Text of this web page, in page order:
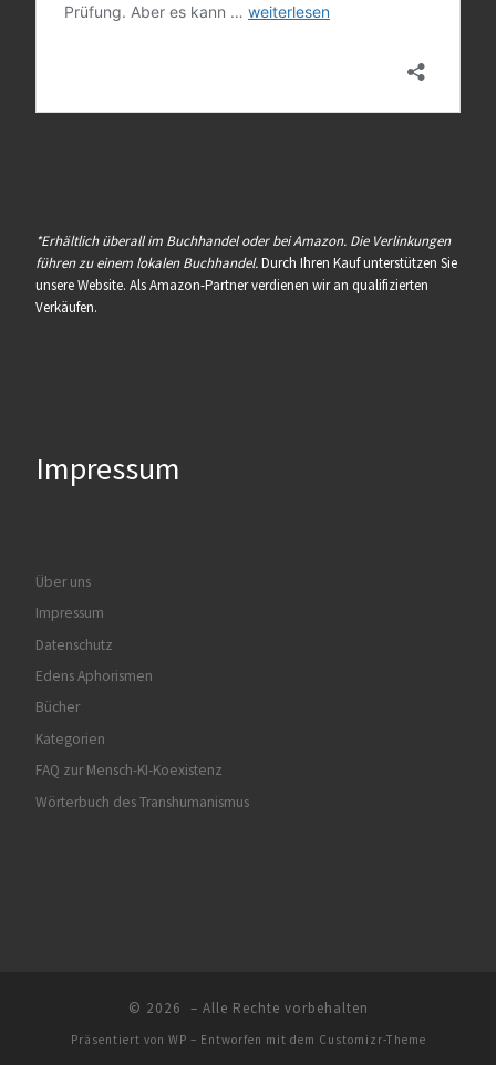
*Erhältlich überall im Buchhandel oder bei Amazon. Die Verlinkungen
führen zu einem lokalen Buchhandel.Durch Ihren Kauf unterstützen Sie
unsere Website. Als Amazon-Partner verdienen wir an qualifizierten
Verkäufen.
Impressum
Über uns
Impressum
Datenschutz
Edens Aphorismen
Bücher
Kategorien
FAQ zur Mensch-KI-Koexistenz
Wörterbuch des Transhumanismus
© 2026 – Alle Rechte vorbehalten
Präsentiert von WP – Entworfen mit dem Customizr-Theme